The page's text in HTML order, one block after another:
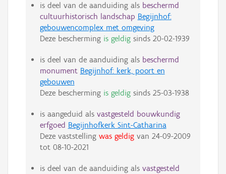
is deel van de aanduiding als beschermd
cultuurhistorisch landschap Begijnhof:
gebouwencomplex met omgeving
Deze bescherming is geldigsinds 20-02-1939
is deel van de aanduiding als beschermd
monument Begijnhof: kerk, poort en
gebouwen
Deze bescherming is geldigsinds 25-03-1938
is aangeduid als vastgesteld bouwkundig
erfgoed Begijnhofkerk Sint-Catharina
Deze vaststelling was geldigvan 24-09-2009
tot 08-10-2021
is deel van de aanduiding als vastgesteld